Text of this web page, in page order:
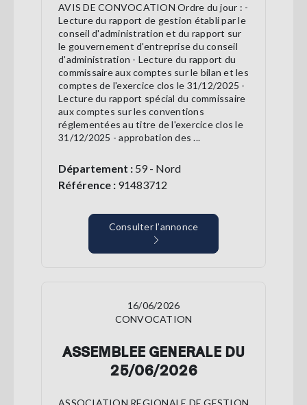
AVIS DE CONVOCATION Ordre du jour : -
Lecture du rapport de gestion établi par le
conseil d'administration et du rapport sur
le gouvernement d'entreprise du conseil
d'administration - Lecture du rapport du
commissaire aux comptes sur le bilan et les
comptes de l'exercice clos le 31/12/2025 -
Lecture du rapport spécial du commissaire
aux comptes sur les conventions
réglementées au titre de l'exercice clos le
31/12/2025 - approbation des ...
Département : 59 - Nord
Référence : 91483712
Consulter l’annonce
16/06/2026
CONVOCATION
ASSEMBLEE GENERALE DU
25/06/2026
ASSOCIATION REGIONALE DE GESTION